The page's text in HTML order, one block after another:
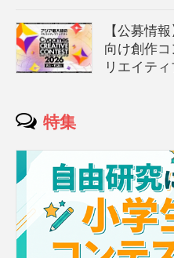
【公募情
向け創作
リエイテ
特集